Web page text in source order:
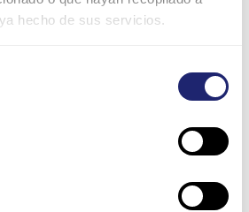
hecho de sus servicios.